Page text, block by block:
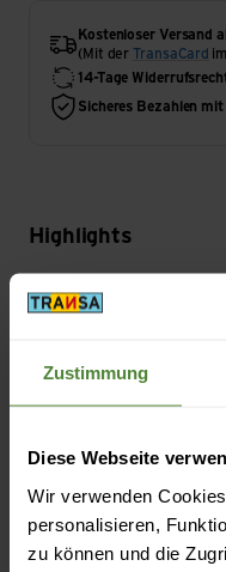
Zustimmung
Diese Webseite
Wir verwenden
personalisieren,
zu können und die
Kostenloser Versand
(Mit der
TransaCard
14-Tage
Sicheres Bezahlen
Highlights
Aktivität
Merkmale: Kapuze |
Materialeigenschaft